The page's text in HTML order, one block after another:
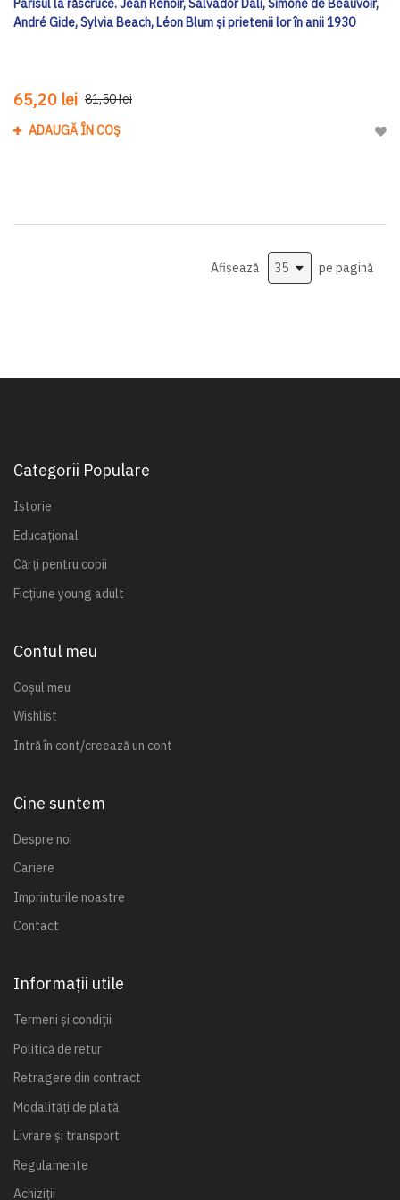
Parisul la răscruce. Jean Renoir, Salvador Dalí, Simone de Beauvoir,
André Gide, Sylvia Beach, Léon Blum și prietenii lor în anii 1930
65,20 lei 81,50 lei
ADAUGĂ ÎN COȘ
Afișează pe pagină
Categorii Populare
Istorie
Educațional
Cărți pentru copii
Ficțiune young adult
Contul meu
Coșul meu
Wishlist
Intră în cont/creează un cont
Cine suntem
Despre noi
Cariere
Imprinturile noastre
Contact
Informații utile
Termeni și condiții
Politică de retur
Retragere din contract
Modalități de plată
Livrare și transport
Regulamente
Achiziții